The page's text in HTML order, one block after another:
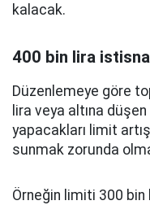
kalacak.
400 bin lira
Düzenlemeye göre
lira veya altına
yapacakları limit
sunmak zorunda
Örneğin limiti 300